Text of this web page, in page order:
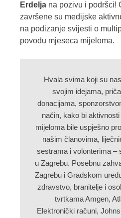
Erdelja na pozivu i podršci!
završene su medijske
na podizanje svijesti o
povodu mjeseca mijeloma.
Hvala svima koji su
svojim idejama,
donacijama,
način, kako bi
mijeloma bile uspješno
našim članovima,
sestrama i volonterima –
u Zagrebu. Posebnu
Zagrebu i Gradskom
zdravstvo, branitelje i
tvrtkama Amgen,
Elektronički računi,